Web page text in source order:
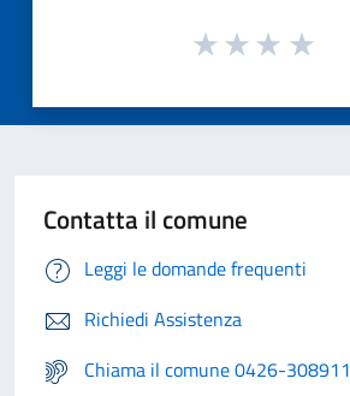
Contatta il comune
Leggi le domande frequenti
Richiedi Assistenza
Chiama il comune 0426-308911